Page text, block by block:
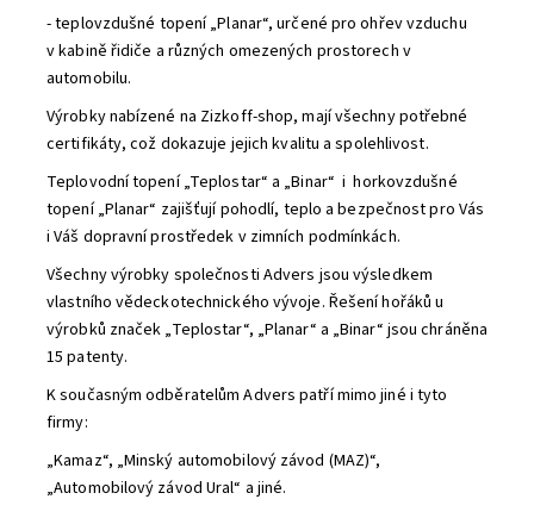
- teplovzdušné topení „Planar“, určené pro ohřev vzduchu
v kabině řidiče a různých omezených prostorech v
automobilu.
Výrobky nabízené na Zizkoff-shop, mají všechny potřebné
certifikáty, což dokazuje jejich kvalitu a spolehlivost.
Teplovodní topení „Teplostar“ a „Binar“ i horkovzdušné
topení „Planar“ zajišťují pohodlí, teplo a bezpečnost pro Vás
i Váš dopravní prostředek v zimních podmínkách.
Všechny výrobky společnosti Advers jsou výsledkem
vlastního vědeckotechnického vývoje. Řešení hořáků u
výrobků značek „Teplostar“, „Planar“ a „Binar“ jsou chráněna
15 patenty.
K současným odběratelům Advers patří mimo jiné i tyto
firmy:
„Kamaz“, „Minský automobilový závod (MAZ)“,
„Automobilový závod Ural“ a jiné.